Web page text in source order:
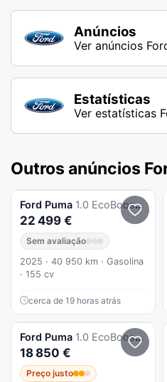
Anúncios
Ver anúncios
Estatísticas
Ver estatísticas
Outros anúncios
Ford Puma 1.0 EcoBoost MHEV ST-Line X Aut.
22 499 €
Sem avaliação
2025 · 40 950 km · Gasolina
· 155 cv
cerca de 19 horas atrás
Ford Puma 1.0 EcoBoost MHEV ST-Line
18 850 €
Preço justo